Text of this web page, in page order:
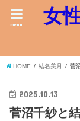
女
menu
HOME 結名美月 菅
2025.10.13
菅沼千紗と